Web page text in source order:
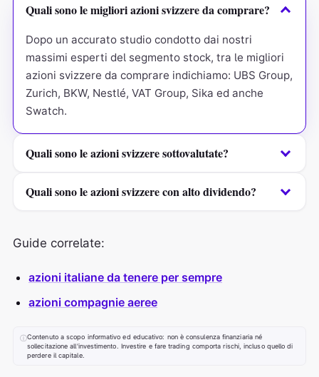
Quali sono le migliori azioni svizzere da comprare?
Dopo un accurato studio condotto dai nostri
massimi esperti del segmento stock, tra le migliori
azioni svizzere da comprare indichiamo: UBS Group,
Zurich, BKW, Nestlé, VAT Group, Sika ed anche
Swatch.
Quali sono le azioni svizzere sottovalutate?
solitamente un valore equo maggiore rispetto al
scambio).
Quali sono le azioni svizzere con alto dividendo?
considerando i dividend yield e l’analisi dei flussi di
sono: Zurich, Novartis, Roche Holding e Nestlé.
Guide correlate:
azioni italiane da tenere per sempre
azioni compagnie aeree
ⓘContenuto a scopo informativo ed educativo: non è consulenza finanziaria né
sollecitazione all'investimento. Investire e fare trading comporta rischi, incluso quello di
perdere il capitale.